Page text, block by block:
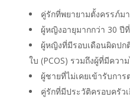
คู่รักที่พยายามตั้งครรภ์ม
ผู้หญิงอายุมากกว่า 30 ปี
ผู้หญิงที่มีรอบเดือนผิดปก
ใบ (PCOS) รวมถึงผู้ที่มีคว
ผู้ชายที่ไม่เคยเข้ารับการ
คู่รักที่มีประวัติครอบครัว